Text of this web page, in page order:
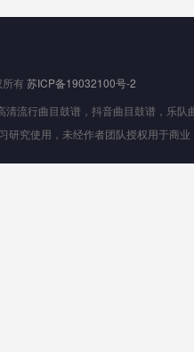
有苏ICP备19032100号-2
流行曲目鼓谱，抖音曲目鼓谱，乐
研究使用，未经作者团队授权用于商